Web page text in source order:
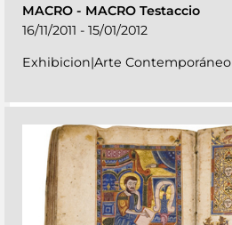
MACRO - MACRO Testaccio
16/11/2011 - 15/01/2012
Exhibicion|Arte Contemporáneo